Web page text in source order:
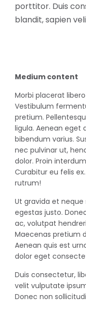
porttitor. Duis
blandit, sapien
Medium content
Morbi placerat
Vestibulum
pretium.
ligula. Aenean eget
bibendum varius.
nec pulvinar ut,
dolor. Proin
Curabitur eu felis
rutrum!
Ut gravida et neque
egestas justo.
ac, volutpat
Maecenas pretium
Aenean quis est
dolor eget
Duis consectetur,
velit vulputate
Donec non